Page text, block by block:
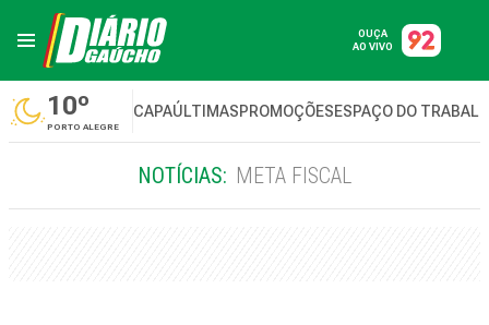
OUÇA
AO VIVO
10º
PORTO ALEGRE
CAPAÚLTIMASPROMOÇÕESESPAÇO DO
NOTÍCIAS: META FISCAL